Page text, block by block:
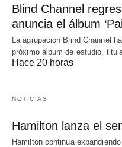
Blind Channel
anuncia el álbum
La agrupación Blind Channel
próximo álbum de estudio,
Hace 20 horas
NOTICIAS
Hamilton lanza el
Hamilton continúa